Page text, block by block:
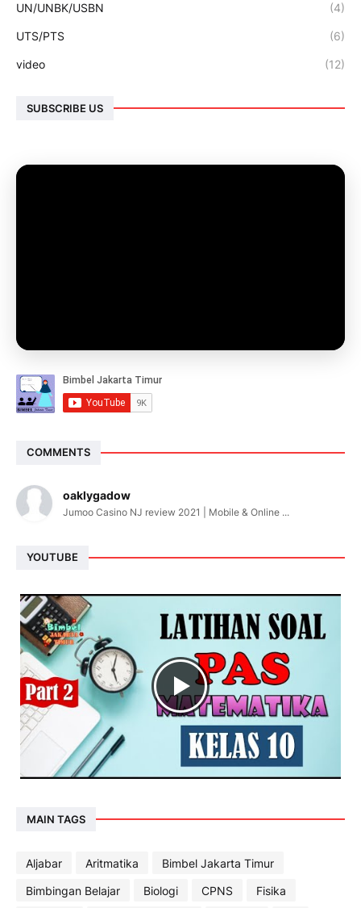
UN/UNBK/USBN (4)
UTS/PTS (6)
video (12)
SUBSCRIBE US
COMMENTS
oaklygadow
Jumoo Casino NJ review 2021 | Mobile & Online ...
YOUTUBE
MAIN TAGS
Aljabar Aritmatika
Bimbel Jakarta Timur
Bimbingan Belajar
Biologi CPNS Fisika